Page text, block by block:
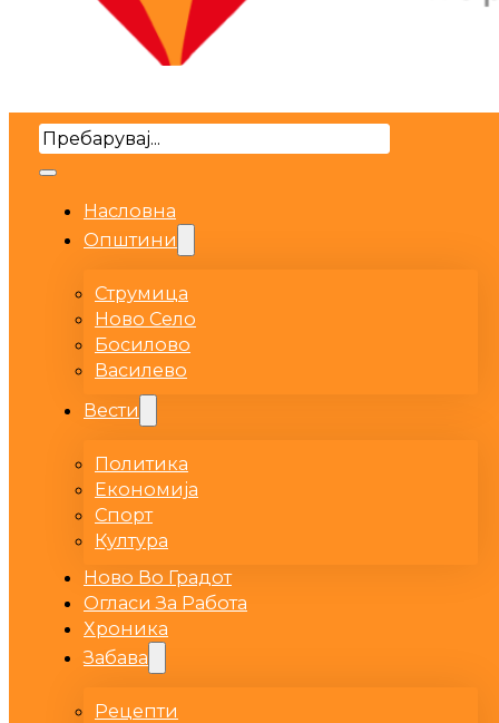
Search
Насловна
Општини
Струмица
Ново Село
Босилово
Василево
Вести
Политика
Економија
Спорт
Култура
Ново Во Градот
Огласи За Работа
Хроника
Забава
Рецепти